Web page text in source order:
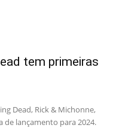
tem primeiras
Dead, Rick & Michonne,
lançamento para 2024.